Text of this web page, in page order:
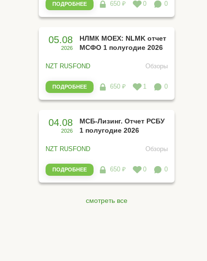
ПОДРОБНЕЕ 650 ₽ 0 0
05.08
2026
НЛМК MOEX: NLMK отчет
МСФО 1 полугодие 2026
NZT RUSFOND Обзоры
ПОДРОБНЕЕ 650 ₽ 1 0
04.08
2026
МСБ-Лизинг. Отчет РСБУ
1 полугодие 2026
NZT RUSFOND Обзоры
ПОДРОБНЕЕ 650 ₽ 0 0
смотреть все